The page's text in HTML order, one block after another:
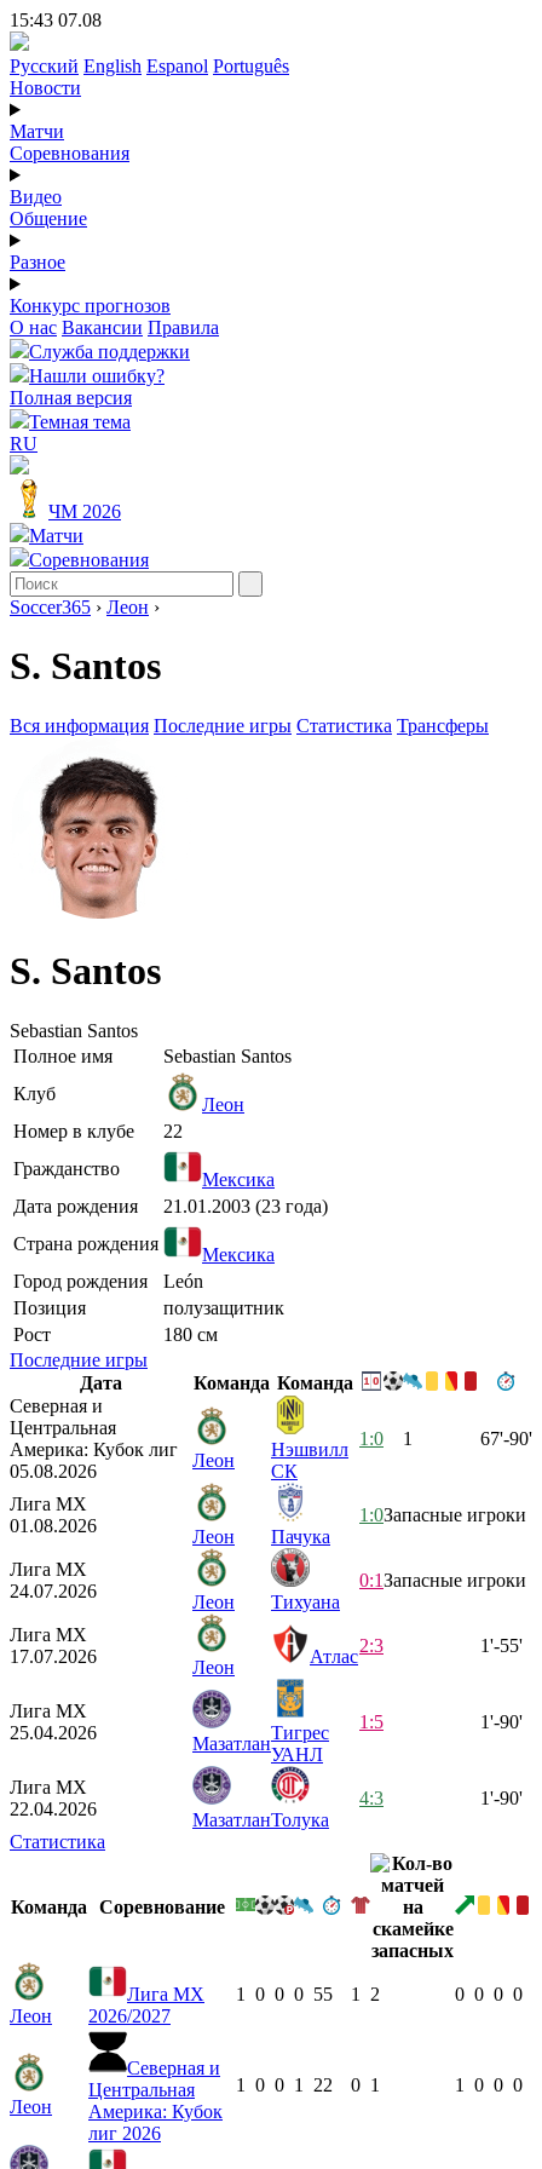
15:43 07.08
Русский English Espanol Português
Новости
Матчи
Соревнования
Видео
Общение
Разное
Конкурс прогнозов
О нас Вакансии Правила
Служба поддержки
Нашли ошибку?
Полная версия
Темная тема
RU
ЧМ 2026
Матчи
Соревнования
Soccer365 › Леон ›
S. Santos
Вся информация Последние игры Статистика Трансферы
S. Santos
Sebastian Santos
Полное имя
Sebastian Santos
Клуб
Леон
Номер в клубе
22
Гражданство
Мексика
Дата рождения
21.01.2003 (23 года)
Страна рождения
Мексика
Город рождения
León
Позиция
полузащитник
Рост
180 см
Последние игры
Дата
Команда Команда
Северная и
Центральная
Америка: Кубок лиг
05.08.2026
Леон
Нэшвилл
СК
1:0 1 67'-90'
Лига МХ
01.08.2026
Леон Пачука
1:0Запасные игроки
Лига МХ
24.07.2026
Леон Тихуана
0:1Запасные игроки
Лига МХ
17.07.2026
Леон
Атлас
2:3 1'-55'
Лига МХ
25.04.2026
Мазатлан
Тигрес
УАНЛ
1:5 1'-90'
Лига МХ
22.04.2026
МазатланТолука
4:3 1'-90'
Статистика
Команда Соревнование
Леон
Лига МХ
2026/2027
1 0 0 0 55 1 2 0 0 0 0
Леон
Северная и
Центральная
Америка: Кубок
лиг 2026
1 0 0 1 22 0 1 1 0 0 0